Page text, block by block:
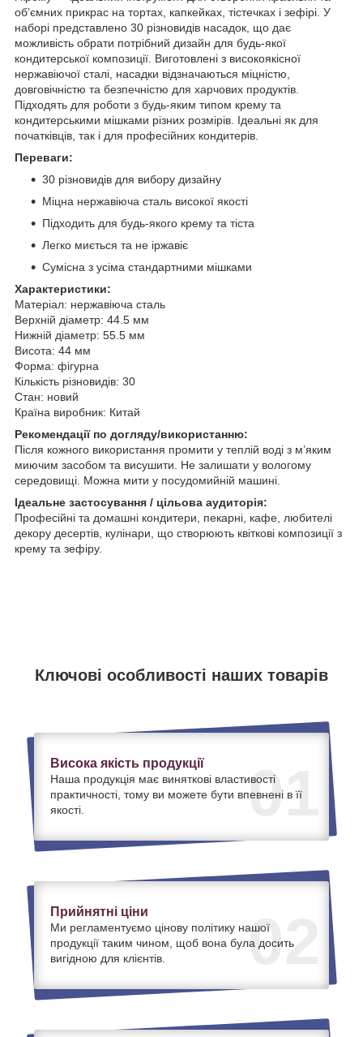
об’ємних прикрас на тортах, капкейках, тістечках і зефірі. У
наборі представлено 30 різновидів насадок, що дає
можливість обрати потрібний дизайн для будь-якої
кондитерської композиції. Виготовлені з високоякісної
нержавіючої сталі, насадки відзначаються міцністю,
довговічністю та безпечністю для харчових продуктів.
Підходять для роботи з будь-яким типом крему та
кондитерськими мішками різних розмірів. Ідеальні як для
початківців, так і для професійних кондитерів.
Переваги:
30 різновидів для вибору дизайну
Міцна нержавіюча сталь високої якості
Підходить для будь-якого крему та тіста
Легко миється та не іржавіє
Сумісна з усіма стандартними мішками
Характеристики:
Матеріал: нержавіюча сталь
Верхній діаметр: 44.5 мм
Нижній діаметр: 55.5 мм
Висота: 44 мм
Форма: фігурна
Кількість різновидів: 30
Стан: новий
Країна виробник: Китай
Рекомендації по догляду/використанню:
Після кожного використання промити у теплій воді з м’яким
миючим засобом та висушити. Не залишати у вологому
середовищі. Можна мити у посудомийній машині.
Ідеальне застосування / цільова аудиторія:
Професійні та домашні кондитери, пекарні, кафе, любителі
декору десертів, кулінари, що створюють квіткові композиції з
крему та зефіру.
Ключові особливості наших товарів
01
Висока якість продукції
Наша продукція має виняткові властивості
практичності, тому ви можете бути впевнені в її
якості.
02
Прийнятні ціни
Ми регламентуємо цінову політику нашої
продукції таким чином, щоб вона була досить
вигідною для клієнтів.